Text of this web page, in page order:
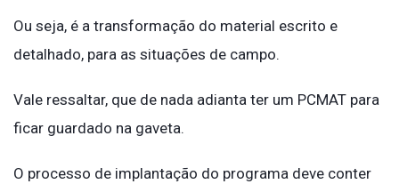
Ou seja, é a transformação do material escrito e
detalhado, para as situações de campo.
Vale ressaltar, que de nada adianta ter um PCMAT para
ficar guardado na gaveta.
O processo de implantação do programa deve conter